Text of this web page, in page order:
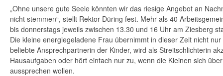
„Ohne unsere gute Seele könnten wir das riesige Angebot an
nicht stemmen“, stellt Rektor Düring fest. Mehr als 40
bis donnerstags jeweils zwischen 13.30 und 16 Uhr am Ziesberg
Die kleine energiegeladene Frau übernimmt in dieser Zeit nicht
beliebte Ansprechpartnerin der Kinder, wird als Streitschlichterin
Hausaufgaben oder hört einfach nur zu, wenn die Kleinen sich
aussprechen wollen.